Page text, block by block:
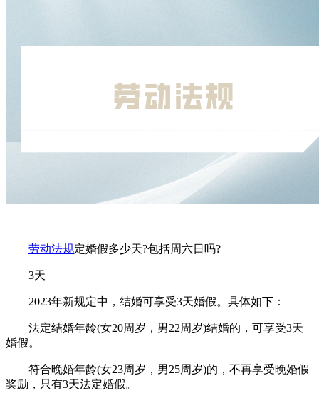
劳动法规定婚假多少天?包括周六日吗?
3天
2023年新规定中，结婚可享受3天婚假。具体如下：
法定结婚年龄(女20周岁，男22周岁)结婚的，可享受3天
婚假。
符合晚婚年龄(女23周岁，男25周岁)的，不再享受晚婚假
奖励，只有3天法定婚假。